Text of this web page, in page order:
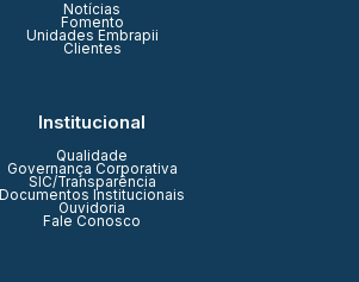
Notícias
Fomento
Unidades Embrapii
Clientes
Institucional
Qualidade
Governança Corporativa
SIC/Transparência
Documentos Institucionais
Ouvidoria
Fale Conosco